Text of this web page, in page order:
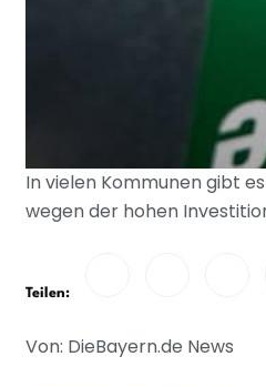
In vielen Kommunen gibt
wegen der hohen
Teilen:
Von: DieBayern.de News